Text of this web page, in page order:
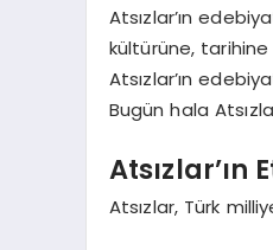
Atsızlar’ın
kültürüne,
Atsızlar’ın
Bugün hala
Atsızlar’ın
Atsızlar, Türk